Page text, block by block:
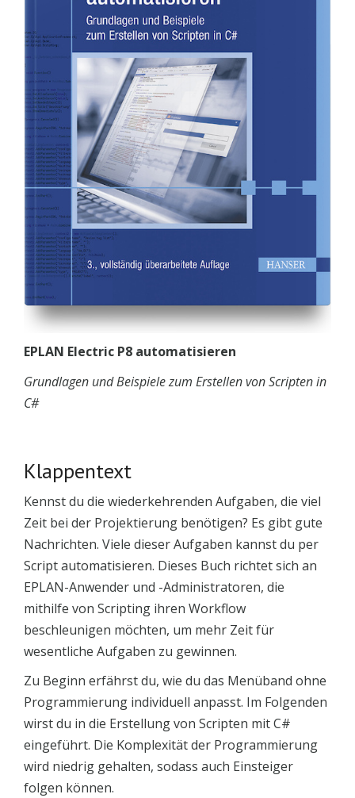
EPLAN Electric P8 automatisieren
Grundlagen und Beispiele zum Erstellen von Scripten in
C#
Klappentext
Kennst du die wiederkehrenden Aufgaben, die viel
Zeit bei der Projektierung benötigen? Es gibt gute
Nachrichten. Viele dieser Aufgaben kannst du per
Script automatisieren. Dieses Buch richtet sich an
EPLAN-Anwender und -Administratoren, die
mithilfe von Scripting ihren Workflow
beschleunigen möchten, um mehr Zeit für
wesentliche Aufgaben zu gewinnen.
Zu Beginn erfährst du, wie du das Menüband ohne
Programmierung individuell anpasst. Im Folgenden
wirst du in die Erstellung von Scripten mit C#
eingeführt. Die Komplexität der Programmierung
wird niedrig gehalten, sodass auch Einsteiger
folgen können.